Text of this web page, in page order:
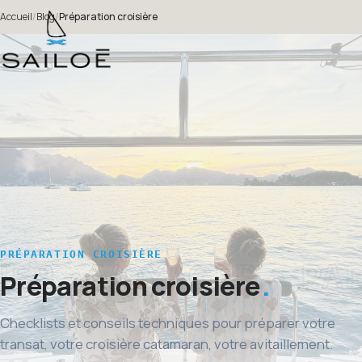
Accueil/Blog/Préparation croisière
PRÉPARATION CROISIÈRE
Préparation croisière
Checklists et conseils techniques pour préparer votre
transat, votre croisière catamaran, votre avitaillement.